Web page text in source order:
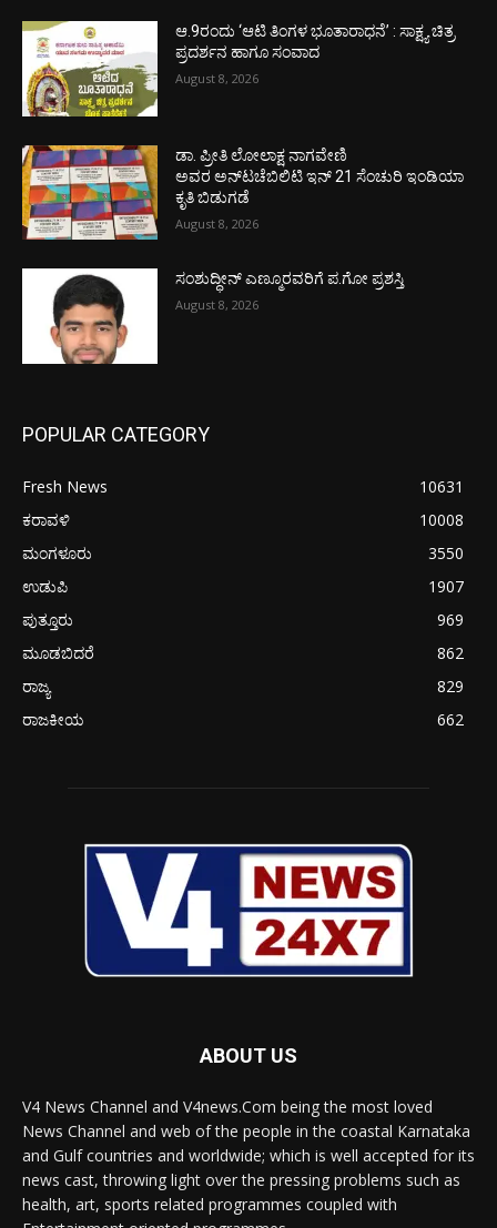
ಆ.9ರಂದು ‘ಆಟಿ ತಿಂಗಳ ಭೂತಾರಾಧನೆ’ : ಸಾಕ್ಷ್ಯ ಚಿತ್ರ
ಪ್ರದರ್ಶನ ಹಾಗೂ ಸಂವಾದ
August 8, 2026
ಡಾ. ಪ್ರೀತಿ ಲೋಲಾಕ್ಷ ನಾಗವೇಣಿ
ಅವರ ಅನ್‌ಟಚೆಬಿಲಿಟಿ ಇನ್ 21 ಸೆಂಚುರಿ ಇಂಡಿಯಾ
ಕೃತಿ ಬಿಡುಗಡೆ
August 8, 2026
ಸಂಶುದ್ಧೀನ್ ಎಣ್ಮೂರವರಿಗೆ ಪ.ಗೋ ಪ್ರಶಸ್ತಿ
August 8, 2026
POPULAR CATEGORY
Fresh News
10631
ಕರಾವಳಿ
10008
ಮಂಗಳೂರು
3550
ಉಡುಪಿ
1907
ಪುತ್ತೂರು
969
ಮೂಡಬಿದರೆ
862
ರಾಜ್ಯ
829
ರಾಜಕೀಯ
662
ABOUT US
V4 News Channel and V4news.Com being the most loved
News Channel and web of the people in the coastal Karnataka
and Gulf countries and worldwide; which is well accepted for its
news cast, throwing light over the pressing problems such as
health, art, sports related programmes coupled with